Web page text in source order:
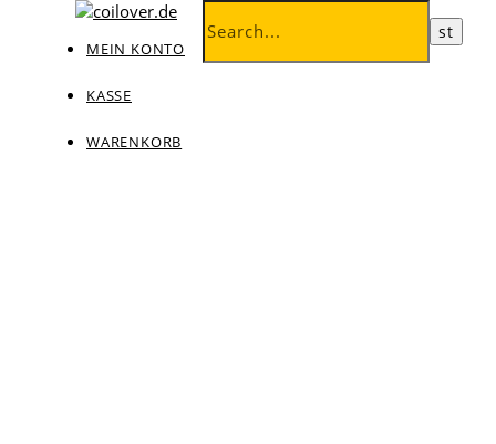
MEIN KONTO
KASSE
WARENKORB